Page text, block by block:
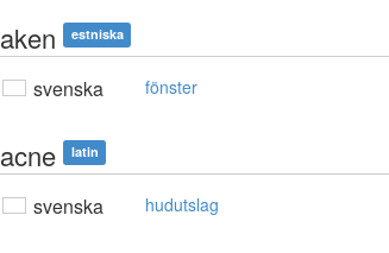
aken estniska
svenska fönster
acne latin
svenska hudutslag